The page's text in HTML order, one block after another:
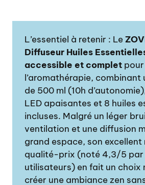
L’essentiel à retenir : Le
Diffuseur Huiles
accessible et complet pour
l’aromathérapie, combinant
de 500 ml (10h
LED apaisantes et 8 huiles
incluses. Malgré un léger
ventilation et une diffusion
grand espace, son
qualité-prix (noté 4,3/5 par
utilisateurs) en fait un choix
créer une ambiance zen